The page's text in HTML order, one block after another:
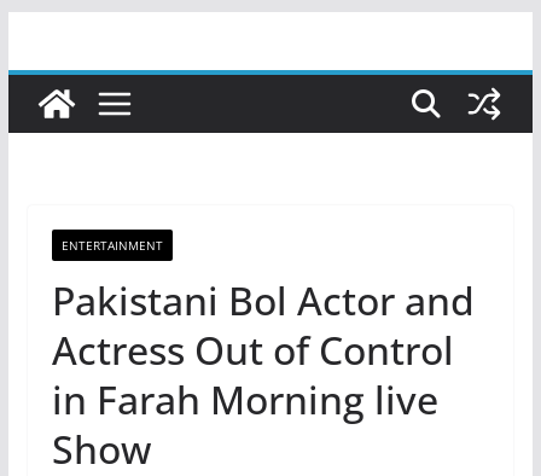
content
ENTERTAINMENT
Pakistani Bol Actor and
Actress Out of Control
in Farah Morning live
Show